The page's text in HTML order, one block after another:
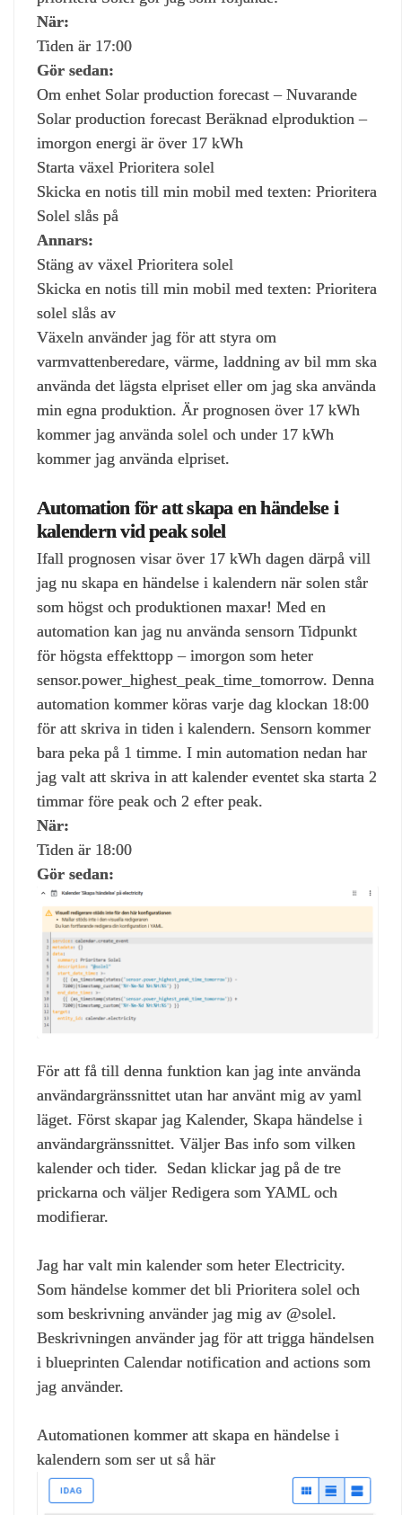
När:
Tiden är 17:00
Gör sedan:
Om enhet Solar production forecast – Nuvarande
Solar production forecast Beräknad elproduktion –
imorgon energi är över 17 kWh
Starta växel Prioritera solel
Skicka en notis till min mobil med texten: Prioritera
Solel slås på
Annars:
Stäng av växel Prioritera solel
Skicka en notis till min mobil med texten: Prioritera
solel slås av
Växeln använder jag för att styra om
varmvattenberedare, värme, laddning av bil mm ska
använda det lägsta elpriset eller om jag ska använda
min egna produktion. Är prognosen över 17 kWh
kommer jag använda solel och under 17 kWh
kommer jag använda elpriset.
Automation för att skapa en händelse i
kalendern vid peak solel
Ifall prognosen visar över 17 kWh dagen därpå vill
jag nu skapa en händelse i kalendern när solen står
som högst och produktionen maxar! Med en
automation kan jag nu använda sensorn Tidpunkt
för högsta effekttopp – imorgon som heter
sensor.power_highest_peak_time_tomorrow. Denna
automation kommer köras varje dag klockan 18:00
för att skriva in tiden i kalendern. Sensorn kommer
bara peka på 1 timme. I min automation nedan har
jag valt att skriva in att kalender eventet ska starta 2
timmar före peak och 2 efter peak.
När:
Tiden är 18:00
Gör sedan:
För att få till denna funktion kan jag inte använda
användargränssnittet utan har använt mig av yaml
läget. Först skapar jag Kalender, Skapa händelse i
användargränssnittet. Väljer Bas info som vilken
kalender och tider. Sedan klickar jag på de tre
prickarna och väljer Redigera som YAML och
modifierar.
Jag har valt min kalender som heter Electricity.
Som händelse kommer det bli Prioritera solel och
som beskrivning använder jag mig av @solel.
Beskrivningen använder jag för att trigga händelsen
i blueprinten Calendar notification and actions som
jag använder.
Automationen kommer att skapa en händelse i
kalendern som ser ut så här